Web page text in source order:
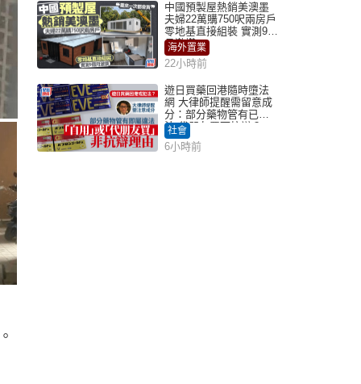
中國預製屋熱銷美澳墨
夫婦22萬購750呎兩房戶
零地基直接組裝 實測9個
月激讚
海外置業
22小時前
遊日買藥回港隨時墮法
網 大律師提醒需留意成
分：部分藥物管有已違
法 代朋友買可抗辯？
社會
6小時前